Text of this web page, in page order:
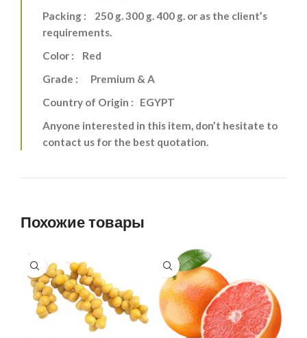
Packing : 250 g. 300 g. 400 g. or as the client’s
requirements.
Color : Red
Grade : Premium & A
Country of Origin : EGYPT
Anyone interested in this item, don’t hesitate to
contact us for the best quotation.
Похожие товары